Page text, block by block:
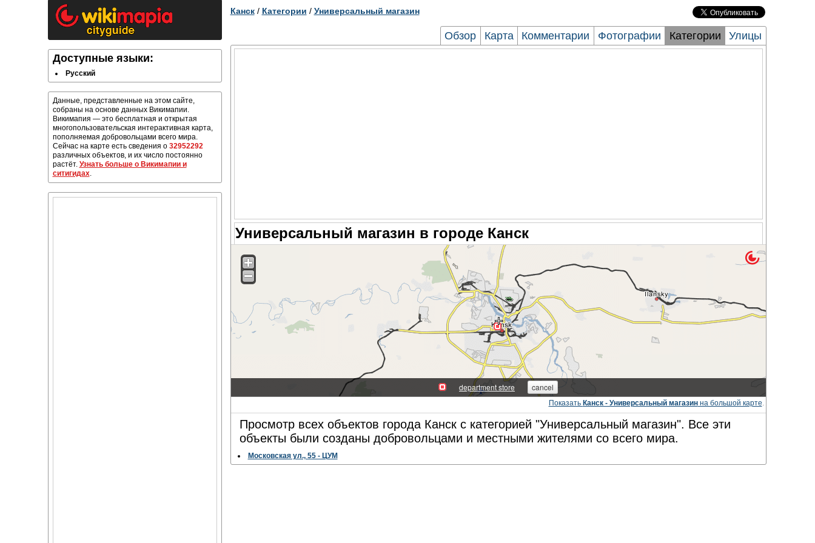
Доступные языки:
Русский
Данные, представленные на этом сайте,
собраны на основе данных Викимапии.
Викимапия — это бесплатная и открытая
многопользовательская интерактивная карта,
пополняемая добровольцами всего мира.
Сейчас на карте есть сведения о 32952292
различных объектов, и их число постоянно
растёт. Узнать больше о Викимапии и
ситигидах.
Канск/ Категории / Универсальный магазин
Обзор Карта Комментарии Фотографии Категории Улицы
Универсальный магазин в городе Канск
Показать Канск - Универсальный магазинна большой карте.
Просмотр всех объектов города Канск с категорией "Универсальный магазин". Все эти
объекты были созданы добровольцами и местными жителями со всего мира.
Московская ул., 55 - ЦУМ